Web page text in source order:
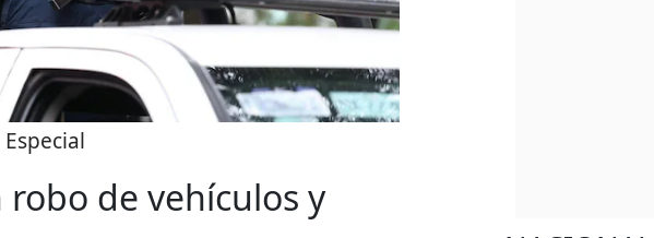
Especial
de vehículos y